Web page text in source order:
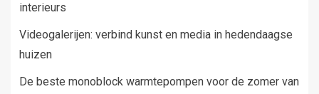
interieurs
Videogalerijen: verbind kunst en media in hedendaagse
huizen
De beste monoblock warmtepompen voor de zomer van